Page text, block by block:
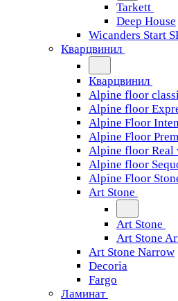
Tarkett
Deep House
Wicanders Start
Кварцвинил
Кварцвинил
Alpine floor
Alpine floor
Alpine Floor
Alpine Floor
Alpine floor Real
Alpine floor
Alpine Floor
Art Stone
Art Stone
Art Stone
Art Stone Narrow
Decoria
Fargo
Ламинат